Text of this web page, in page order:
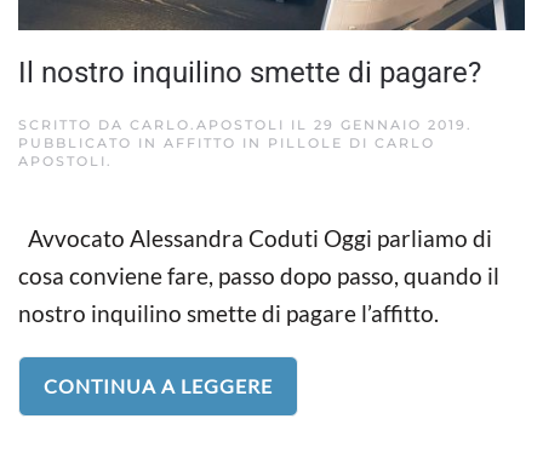
Il nostro inquilino smette di pagare?
SCRITTO DA CARLO.APOSTOLI IL 29 GENNAIO 2019 .
PUBBLICATO IN AFFITTO IN PILLOLE DI CARLO
APOSTOLI .
Avvocato Alessandra Coduti Oggi parliamo di
cosa conviene fare, passo dopo passo, quando il
nostro inquilino smette di pagare l’affitto.
CONTINUA A LEGGERE